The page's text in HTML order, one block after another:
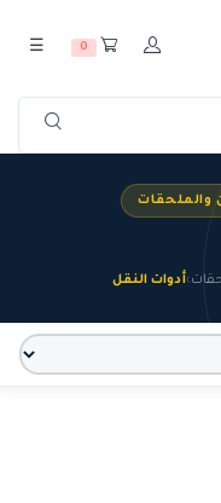
0
☰
والملحقات
›أدوات النقل